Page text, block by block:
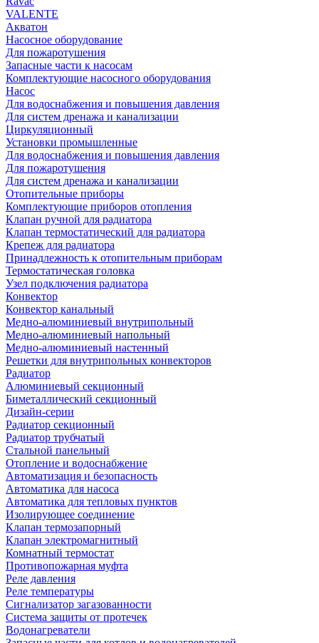
VALENTE
Акватон
Насосное оборудование
Для пожаротушения
Запасные части к насосам
Комплектующие насосного оборудования
Насос
Для водоснабжения и повышения давления
Для систем дренажа и канализации
Циркуляционный
Установки промышленные
Для водоснабжения и повышения давления
Для пожаротушения
Для систем дренажа и канализации
Отопительные приборы
Комплектующие приборов отопления
Клапан ручной для радиатора
Клапан термостатический для радиатора
Крепеж для радиатора
Принадлежность к отопительным приборам
Термостатическая головка
Узел подключения радиатора
Конвектор
Конвектор канальный
Медно-алюминиевый внутрипольный
Медно-алюминиевый напольный
Медно-алюминиевый настенный
Решетки для внутрипольных конвекторов
Радиатор
Алюминиевый секционный
Биметаллический секционный
Дизайн-серии
Радиатор секционный
Радиатор трубчатый
Стальной панельный
Отопление и водоснабжение
Автоматизация и безопасность
Автоматика для насоса
Автоматика для тепловых пунктов
Изолирующее соединение
Клапан термозапорный
Клапан электромагнитный
Комнатный термостат
Противопожарная муфта
Реле давления
Реле температуры
Сигнализатор загазованности
Система защиты от протечек
Водонагреватели